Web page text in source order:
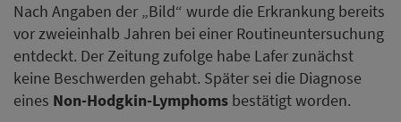
Nach Angaben der „Bild“ wurde die Erkrankung bereits
vor zweieinhalb Jahren bei einer Routineuntersuchung
entdeckt. Der Zeitung zufolge habe Lafer zunächst
keine Beschwerden gehabt. Später sei die Diagnose
eines Non-Hodgkin-Lymphoms bestätigt worden.